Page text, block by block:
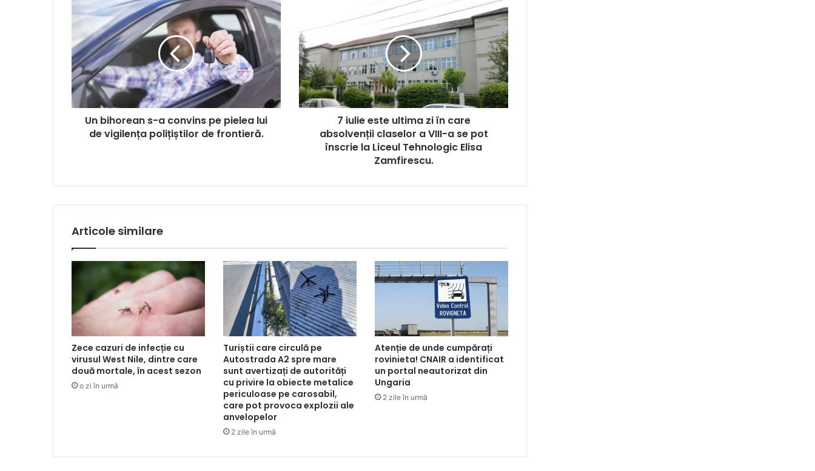
Un bihorean s-a convins pe pielea lui
de vigilența polițiștilor de frontieră.
7 iulie este ultima zi în care
absolvenții claselor a VIII-a se pot
înscrie la Liceul Tehnologic Elisa
Zamfirescu.
Articole similare
Zece cazuri de infecție cu
virusul West Nile, dintre care
două mortale, în acest sezon
o zi în urmă
Turiștii care circulă pe
Autostrada A2 spre mare
sunt avertizați de autorități
cu privire la obiecte metalice
periculoase pe carosabil,
care pot provoca explozii ale
anvelopelor
2 zile în urmă
Atenție de unde cumpărați
rovinieta! CNAIR a identificat
un portal neautorizat din
Ungaria
2 zile în urmă